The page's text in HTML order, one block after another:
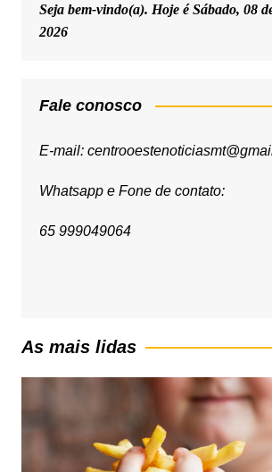
Seja bem-vindo(a). Hoje éSábado, 08
2026
Fale conosco
E-mail:
Whatsapp e Fone de contato:
65 999049064
As mais lidas